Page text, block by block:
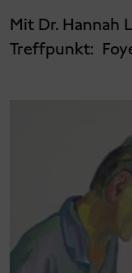
Mit Dr. Hannah
Treffpunkt: